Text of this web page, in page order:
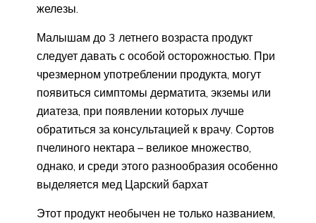
железы.
Малышам до 3 летнего возраста продукт
следует давать с особой осторожностью. При
чрезмерном употреблении продукта, могут
появиться симптомы дерматита, экземы или
диатеза, при появлении которых лучше
обратиться за консультацией к врачу. Сортов
пчелиного нектара – великое множество,
однако, и среди этого разнообразия особенно
выделяется мед Царский бархат
Этот продукт необычен не только названием,